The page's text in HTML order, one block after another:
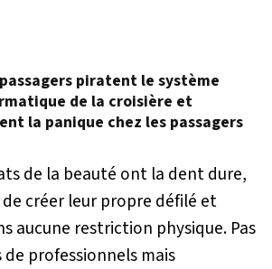
piratent le système
de la croisière et
la panique chez les passagers
de la beauté ont la dent dure,
créer leur propre défilé et
aucune restriction physique. Pas
professionnels mais